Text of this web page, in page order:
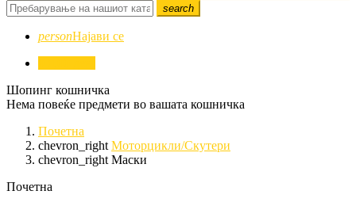
search
personНајави се
Шопинг кошничка
Нема повеќе предмети во вашата кошничка
Почетна
chevron_right Моторцикли/Скутери
chevron_right Маски
Почетна